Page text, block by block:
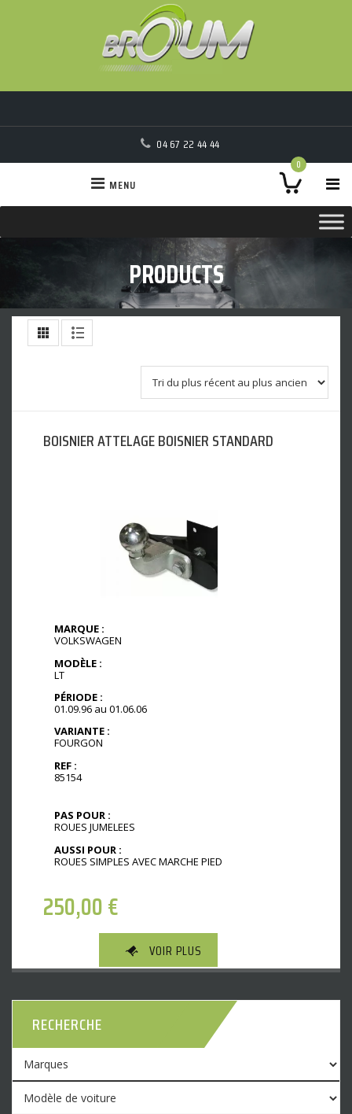
04 67 22 44 44
0
MENU
PRODUCTS
BOISNIER ATTELAGE BOISNIER STANDARD
MARQUE :
VOLKSWAGEN
MODÈLE :
LT
PÉRIODE :
01.09.96 au 01.06.06
VARIANTE :
FOURGON
REF :
85154
PAS POUR :
ROUES JUMELEES
AUSSI POUR :
ROUES SIMPLES AVEC MARCHE PIED
250,00€
VOIR PLUS
RECHERCHE